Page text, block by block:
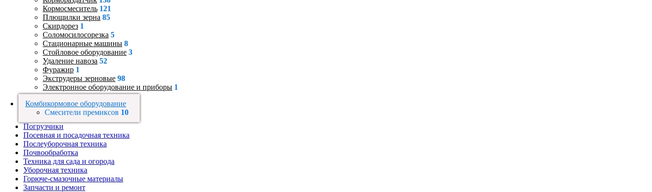
Кормосмеситель 121
Плющилки зерна 85
Скирдорез 1
Соломосилосорезка 5
Стационарные машины 8
Стойловое оборудование 3
Удаление навоза 52
Фуражир 1
Экструдеры зерновые 98
Электронное оборудование и приборы 1
Комбикормовое оборудование
Смесители премиксов 10
Погрузчики
Посевная и посадочная техника
Послеуборочная техника
Почвообработка
Техника для сада и огорода
Уборочная техника
Горюче-смазочные материалы
Запчасти и ремонт